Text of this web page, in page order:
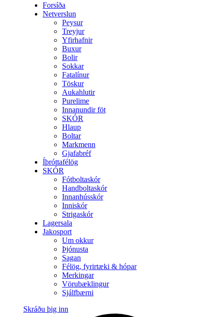
Forsíða
Netverslun
Peysur
Treyjur
Yfirhafnir
Buxur
Bolir
Sokkar
Fatalínur
Töskur
Aukahlutir
Purelime
Innanundir föt
SKÓR
Hlaup
Boltar
Markmenn
Gjafabréf
Íþróttafélög
SKÓR
Fótboltaskór
Handboltaskór
Innanhússkór
Inniskór
Strigaskór
Lagersala
Jakosport
Um okkur
Þjónusta
Sagan
Félög, fyrirtæki & hópar
Merkingar
Vörubæklingur
Sjálfbærni
Skráðu þig inn